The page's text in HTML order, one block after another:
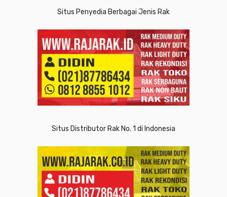
Situs Penyedia Berbagai Jenis Rak
Situs Distributor Rak No. 1 di Indonesia